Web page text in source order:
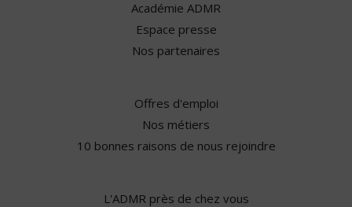
Académie ADMR
Espace presse
Nos partenaires
Offres d'emploi
Nos métiers
10 bonnes raisons de nous rejoindre
L'ADMR près de chez vous